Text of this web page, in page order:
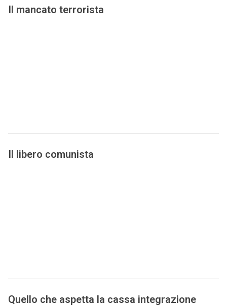
Il mancato terrorista
Il libero comunista
Quello che aspetta la cassa integrazione